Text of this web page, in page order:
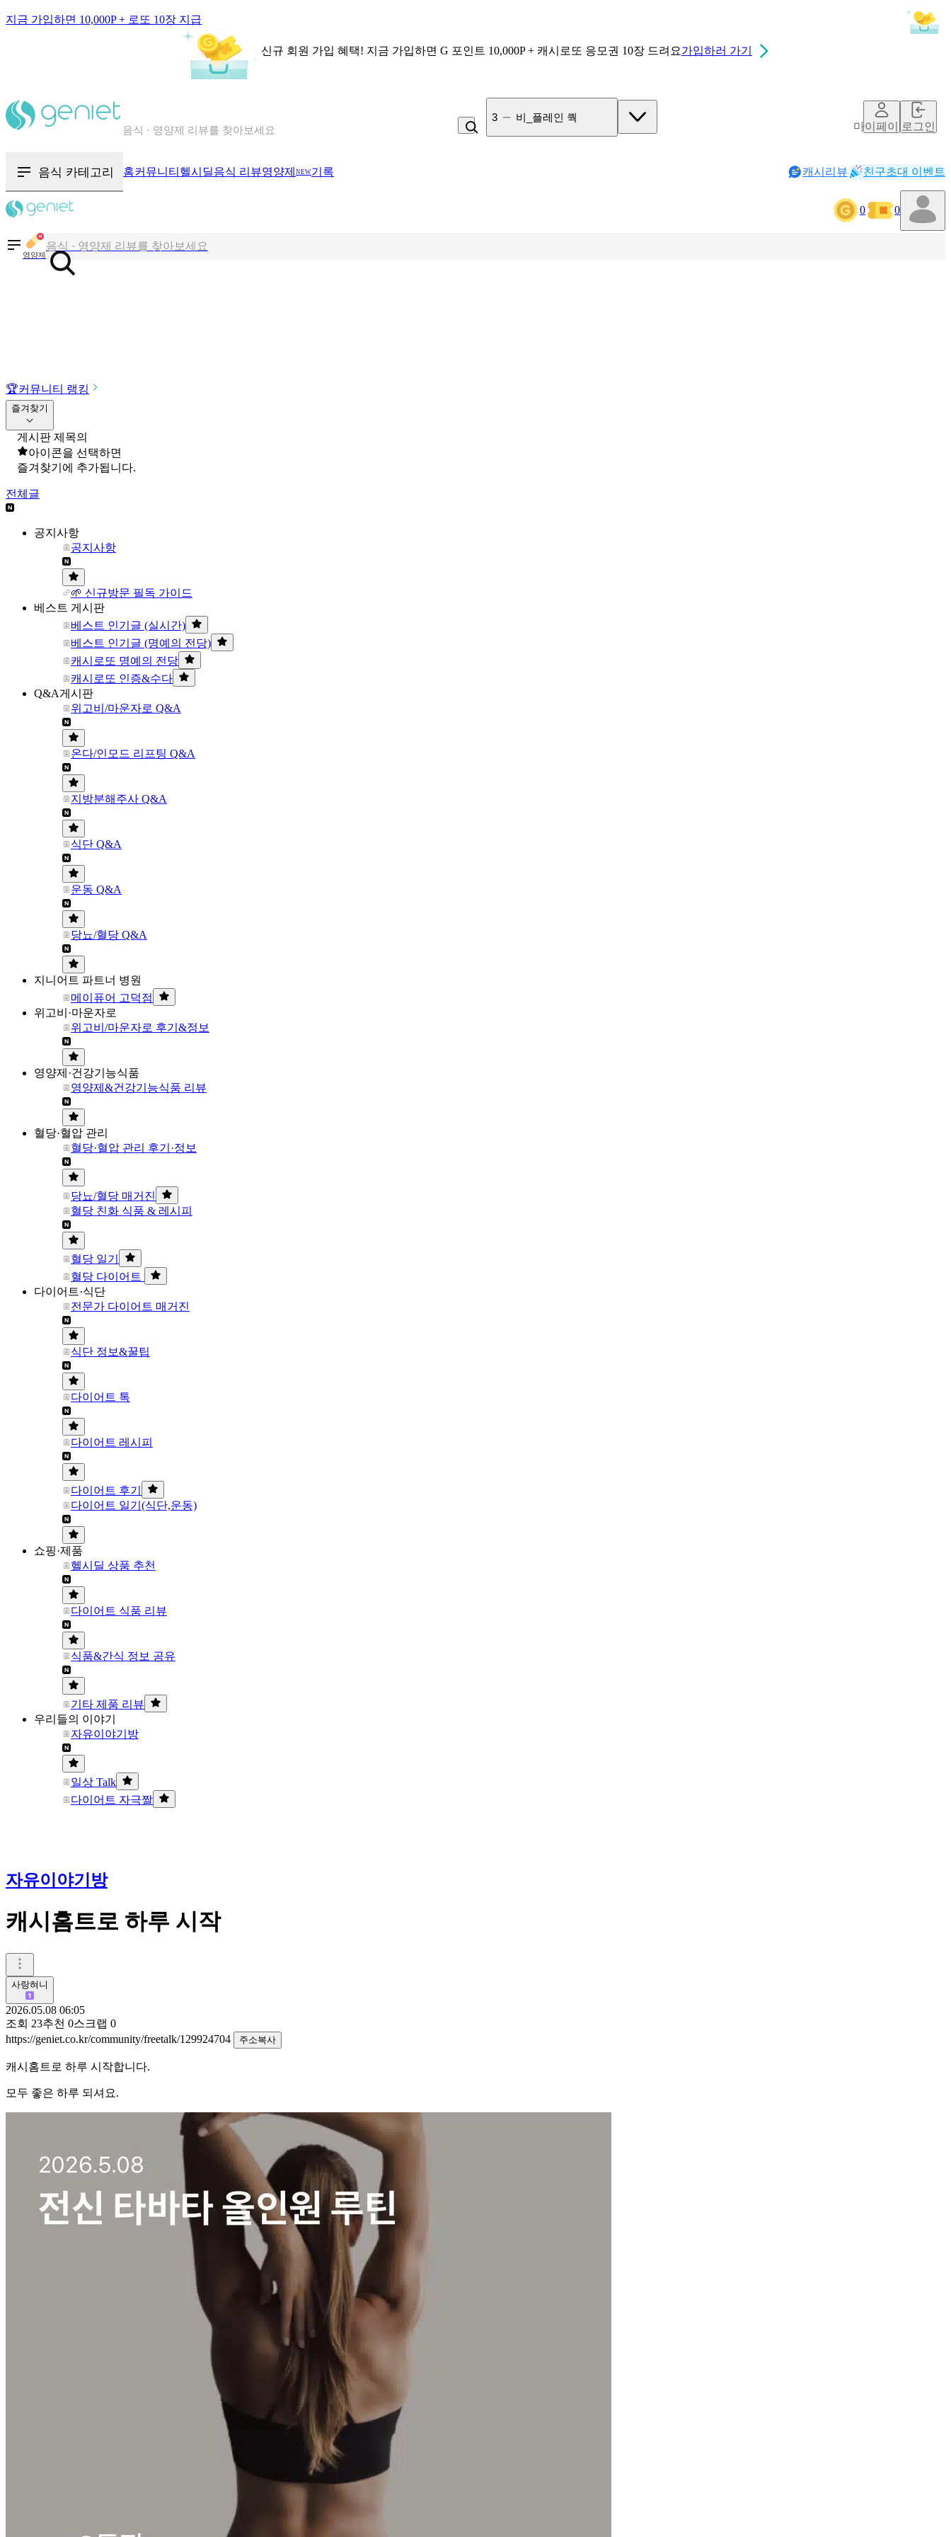
지금 가입하면 10,000P + 로또 10장 지급
신규 회원 가입 혜택! 지금 가입하면 G 포인트 10,000P + 캐시로또 응모권 10장 드려요가입하러 가기
칼로리와 영양성분을 검색해보세요
3 비_플레인 쿽
마이페이지로그인
음식 카테고리 홈커뮤니티 헬시딜음식 리뷰영양제 NEW기록 캐시리뷰 친구초대 이벤트
0 0
영양제
칼로리와 영양성분을 검색해보세요
혈당 · 다이어트 음식 검색해보세요
🏆커뮤니티 랭킹
즐겨찾기
게시판 제목의
아이콘을 선택하면
즐겨찾기에 추가됩니다.
전체글
공지사항
공지사항
🌱 신규방문 필독 가이드
베스트 게시판
베스트 인기글 (실시간)
베스트 인기글 (명예의 전당)
캐시로또 명예의 전당
캐시로또 인증&수다
Q&A게시판
위고비/마운자로 Q&A
온다/인모드 리프팅 Q&A
지방분해주사 Q&A
식단 Q&A
운동 Q&A
당뇨/혈당 Q&A
지니어트 파트너 병원
메이퓨어 고덕점
위고비·마운자로
위고비/마운자로 후기&정보
영양제·건강기능식품
영양제&건강기능식품 리뷰
혈당·혈압 관리
혈당·혈압 관리 후기·정보
당뇨/혈당 매거진
혈당 친화 식품 & 레시피
혈당 일기
혈당 다이어트
다이어트·식단
전문가 다이어트 매거진
식단 정보&꿀팁
다이어트 톡
다이어트 레시피
다이어트 후기
다이어트 일기(식단,운동)
쇼핑·제품
헬시딜 상품 추천
다이어트 식품 리뷰
식품&간식 정보 공유
기타 제품 리뷰
우리들의 이야기
자유이야기방
일상 Talk
다이어트 자극짤
자유이야기방
캐시홈트로 하루 시작
사랑혀니
2026.05.08 06:05
조회 23추천 0스크랩 0
https://geniet.co.kr/community/freetalk/129924704
주소복사
캐시홈트로 하루 시작합니다.
모두 좋은 하루 되셔요.